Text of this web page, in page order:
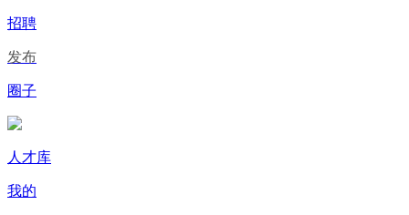
招聘
发布
圈子
人才库
我的